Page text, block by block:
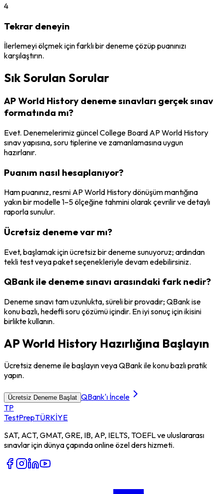
4
Tekrar deneyin
İlerlemeyi ölçmek için farklı bir deneme çözüp puanınızı
karşılaştırın.
Sık Sorulan Sorular
AP World History deneme sınavları gerçek sınav
formatında mı?
Evet. Denemelerimiz güncel College Board AP World History
sınav yapısına, soru tiplerine ve zamanlamasına uygun
hazırlanır.
Puanım nasıl hesaplanıyor?
Ham puanınız, resmi AP World History dönüşüm mantığına
yakın bir modelle 1–5 ölçeğine tahmini olarak çevrilir ve detaylı
raporla sunulur.
Ücretsiz deneme var mı?
Evet, başlamak için ücretsiz bir deneme sunuyoruz; ardından
tekli test veya paket seçenekleriyle devam edebilirsiniz.
QBank ile deneme sınavı arasındaki fark nedir?
Deneme sınavı tam uzunlukta, süreli bir provadır; QBank ise
konu bazlı, hedefli soru çözümü içindir. En iyi sonuç için ikisini
birlikte kullanın.
AP World History Hazırlığına Başlayın
Ücretsiz deneme ile başlayın veya QBank ile konu bazlı pratik
yapın.
Ücretsiz Deneme Başlat QBank'ı İncele
TP
TestPrepTÜRKİYE
SAT, ACT, GMAT, GRE, IB, AP, IELTS, TOEFL ve uluslararası
sınavlar için dünya çapında online özel ders hizmeti.